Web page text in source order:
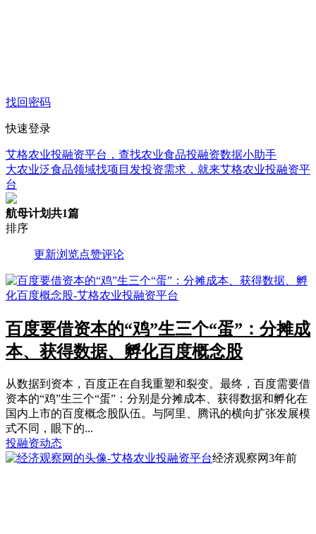
找回密码
快速登录
艾格农业投融资平台，查找农业食品投融资数据小助手
大农业泛食品领域找项目发投资需求，就来艾格农业投融资平
台
航母计划共1篇
排序
更新浏览点赞评论
百度要借资本的“鸡”生三个“蛋”：分摊成
本、获得数据、孵化百度概念股
从数据到资本，百度正在自我重塑和裂变。最终，百度需要借
资本的“鸡”生三个“蛋”：分别是分摊成本、获得数据和孵化在
国内上市的百度概念股队伍。与阿里、腾讯的横向扩张发展模
式不同，眼下的...
投融资动态
经济观察网3年前